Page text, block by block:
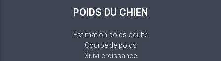
POIDS DU CHIEN
Estimation poids adulte
Courbe de poids
Suivi croissance